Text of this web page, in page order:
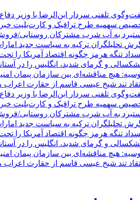
تلفنی سردار ابن‌الرضا با وزیر
سهمیه طرح ترافیک و کارت‌بلیت
به آب شرب مشترکان روستایی/
تحلیلگران ترکیه به سیاست جدید
تنگه هرمز چگونه اقتصاد آمریکا را
و گرمای شدید، انگلیس را در
هیچ مناقشه‌ای بین سازمان پیمان
تند شیخ عیسی قاسم از حقارت اعراب
تلفنی سردار ابن‌الرضا با وزیر
سهمیه طرح ترافیک و کارت‌بلیت
به آب شرب مشترکان روستایی/
تحلیلگران ترکیه به سیاست جدید
تنگه هرمز چگونه اقتصاد آمریکا را
و گرمای شدید، انگلیس را در
هیچ مناقشه‌ای بین سازمان پیمان
تند شیخ عیسی قاسم از حقارت اعراب